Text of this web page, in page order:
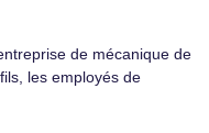
de mécanique de
les employés de